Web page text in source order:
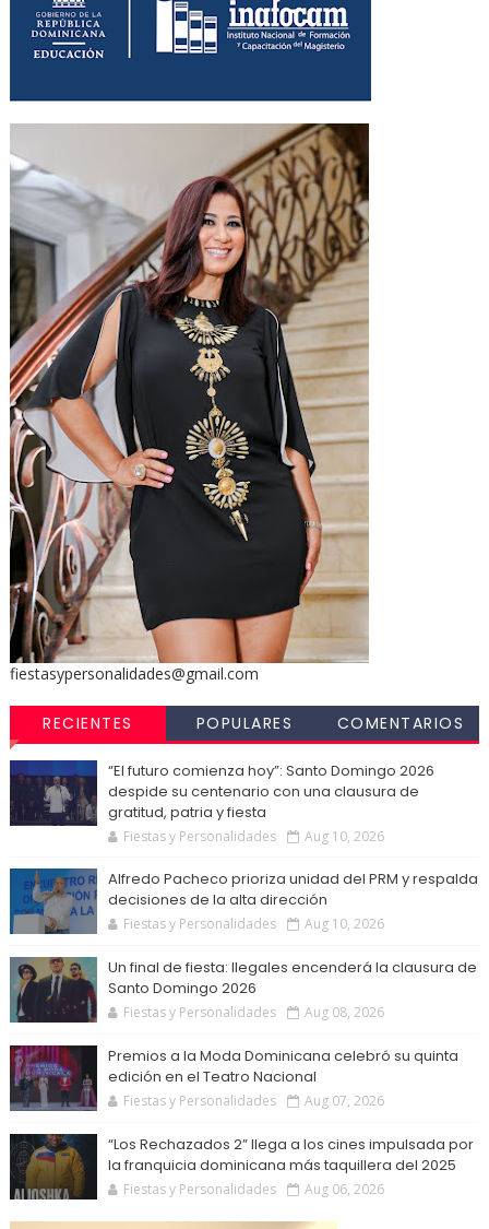
fiestasypersonalidades@gmail.com
RECIENTES POPULARES COMENTARIOS
“El futuro comienza hoy”: Santo Domingo 2026
despide su centenario con una clausura de
gratitud, patria y fiesta
Fiestas y Personalidades Aug 10, 2026
Alfredo Pacheco prioriza unidad del PRM y respalda
decisiones de la alta dirección
Fiestas y Personalidades Aug 10, 2026
Un final de fiesta: Ilegales encenderá la clausura de
Santo Domingo 2026
Fiestas y Personalidades Aug 08, 2026
Premios a la Moda Dominicana celebró su quinta
edición en el Teatro Nacional
Fiestas y Personalidades Aug 07, 2026
“Los Rechazados 2” llega a los cines impulsada por
la franquicia dominicana más taquillera del 2025
Fiestas y Personalidades Aug 06, 2026